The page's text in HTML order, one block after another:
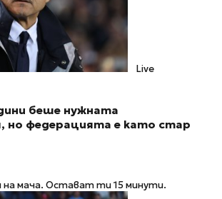
Live
беше нужната
но федерацията е като стар
на мача. Остават ти 15 минути.